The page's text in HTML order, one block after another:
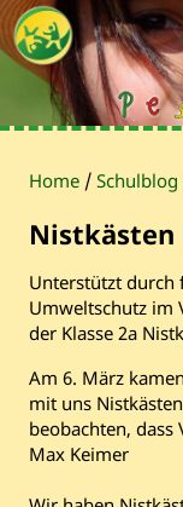
Home / Schulblog
Nistkästen
Unterstützt durch
Umweltschutz im
der Klasse 2a
Am 6. März
mit uns
beobachten, dass
Max Keimer